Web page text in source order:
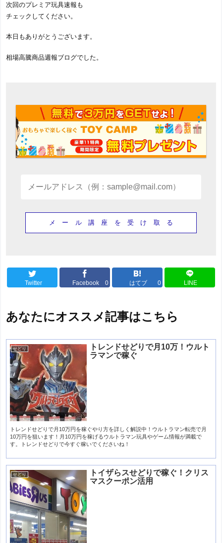
次回のプレミア玩具速報も
チェックしてください。
本日もありがとうございます。
相場高騰商品週報ブログでした。
Twitter Facebook 0 はてブ 0 LINE
あなたにオススメ記事はこちら
せどり
トレンドせどりで月10万！ウルト
ラマンで稼ぐ
トレンドせどりで月10万円を稼ぐやり方を詳しく解説中！ウルトラマン転売で月
10万円を狙います！月10万円を稼げるウルトラマン玩具やゲーム情報が満載で
す。トレンドせどりで今すぐ稼いでくださいね！
せどり
トイザらスせどりで稼ぐ！クリス
マスクーポン活用